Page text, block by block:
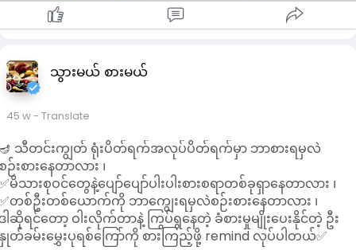
သွားမယ် စားမယ်
45 w- Translate
သီတင်းကျွတ် ရုံးပိတ်ရက်အလုပ်ပိတ်ရက်မှာ ဘာစားရမှလဲ
ဉ်းစားနေတာလား ၊
မိသားစုဝင်တွေနဲ့ပျော်ပျော်ပါးပါးစားစရာတစ်ခုရှာနေတာလား ၊
တစ်ဦးတစ်ယောက်ကို ဘာကျွေးရမှလဲစဉ်းစားနေတာလား ၊
ါဆိုရင်တော့ ဝါးလိုက်တာနဲ့ ကြွပ်ရွနေတဲ့ ခံစားမှုမျိုးပေးနိုင်တဲ့ ဦး
တ်ခမ်းမွှေးပုရစ်ကြော်ကို စားကြည့်ဖို့ remind လုပ်ပါတယ်✅